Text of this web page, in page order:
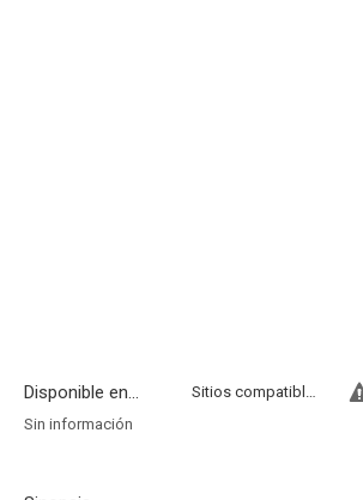
Disponible en...
Sitios compatibles
Sin información